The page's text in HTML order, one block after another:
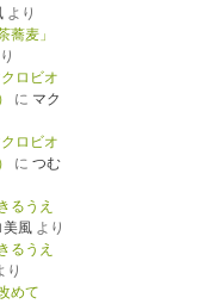
より
蕎麦」
ロビオ
に マク
ロビオ
に つむ
るうえ
美風より
るうえ
り
めて